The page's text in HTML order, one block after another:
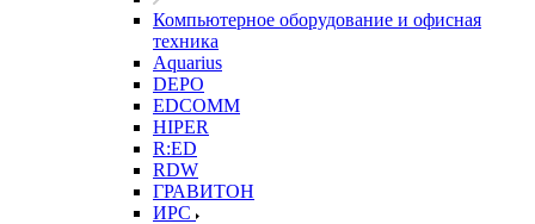
Компьютерное оборудование и офисная
техника
Aquarius
DEPO
EDCOMM
HIPER
R:ED
RDW
ГРАВИТОН
ИРС